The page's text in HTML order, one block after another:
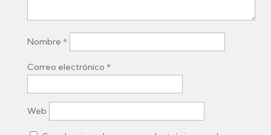
Nombre *
Correo electrónico *
Web